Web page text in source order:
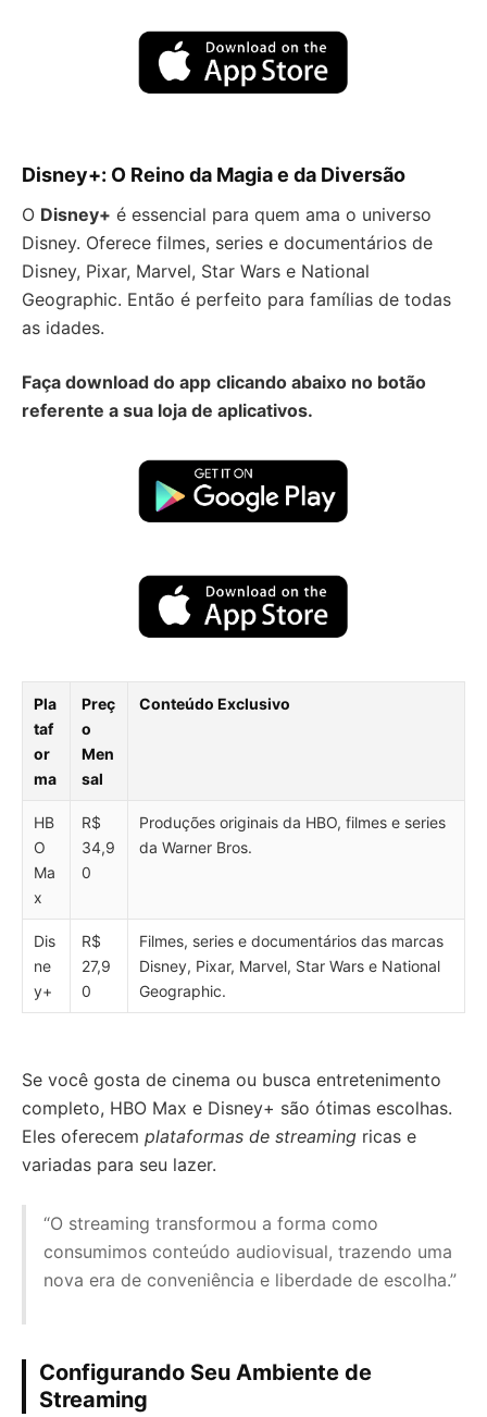
Disney+: O Reino da Magia e da Diversão
O Disney+ é essencial para quem ama o universo
Disney. Oferece filmes, series e documentários de
Disney, Pixar, Marvel, Star Wars e National
Geographic. Então é perfeito para famílias de todas
as idades.
Faça download do app clicando abaixo no botão
referente a sua loja de aplicativos.
Pla
taf
or
ma
Preç
o
Men
sal
Conteúdo Exclusivo
HB
O
Ma
x
R$
34,9
0
Produções originais da HBO, filmes e series
da Warner Bros.
Dis
ne
y+
R$
27,9
0
Filmes, series e documentários das marcas
Disney, Pixar, Marvel, Star Wars e National
Geographic.
Se você gosta de cinema ou busca entretenimento
completo, HBO Max e Disney+ são ótimas escolhas.
Eles oferecem plataformas de streaming ricas e
variadas para seu lazer.
“O streaming transformou a forma como
consumimos conteúdo audiovisual, trazendo uma
nova era de conveniência e liberdade de escolha.”
Configurando Seu Ambiente de
Streaming